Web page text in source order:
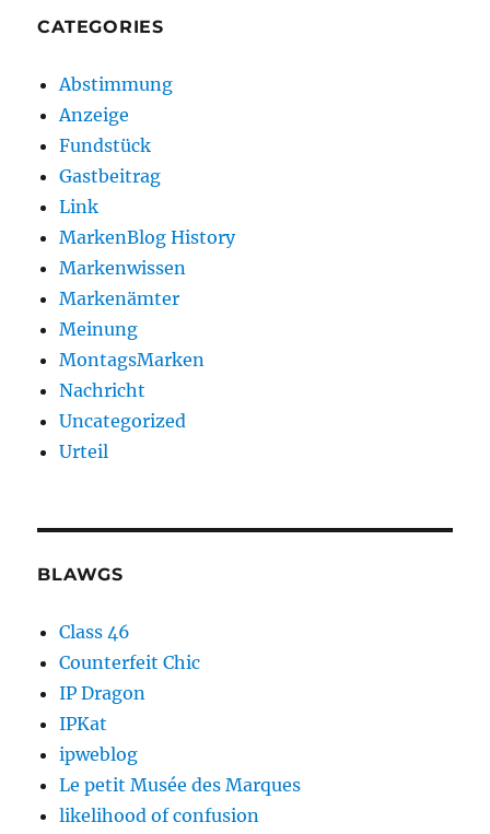
CATEGORIES
Abstimmung
Anzeige
Fundstück
Gastbeitrag
Link
MarkenBlog History
Markenwissen
Markenämter
Meinung
MontagsMarken
Nachricht
Uncategorized
Urteil
BLAWGS
Class 46
Counterfeit Chic
IP Dragon
IPKat
ipweblog
Le petit Musée des Marques
likelihood of confusion